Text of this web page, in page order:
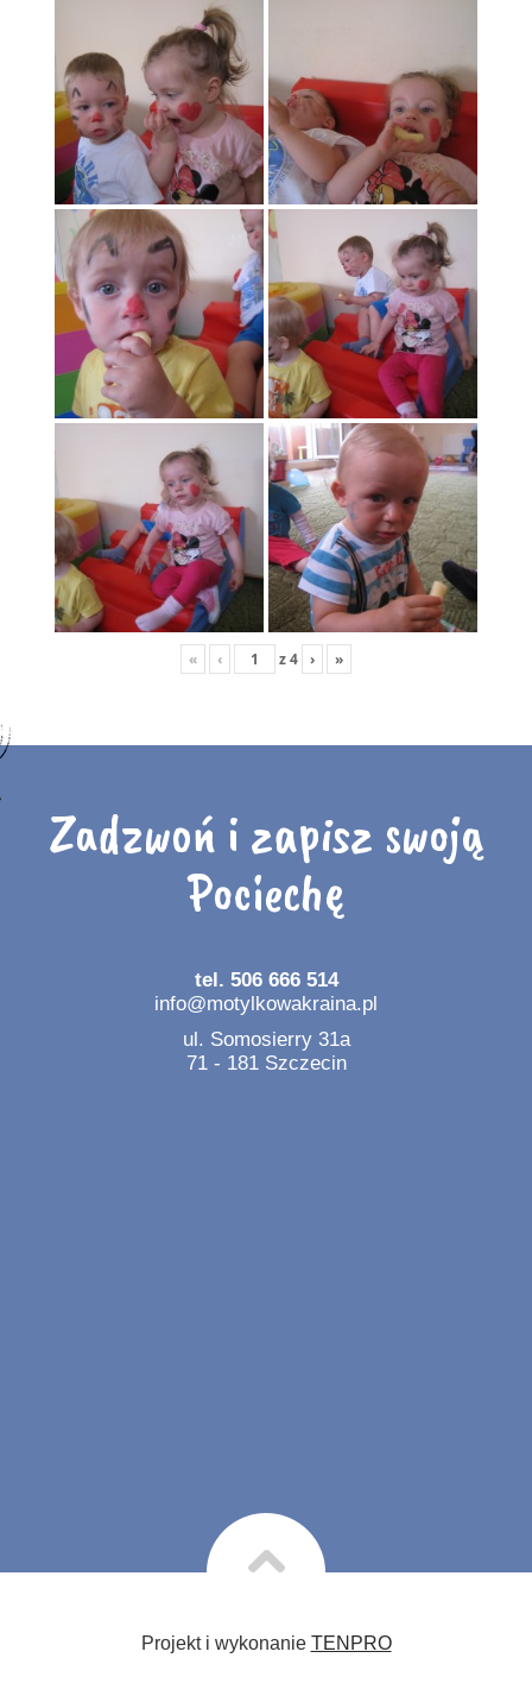
« ‹ z4 › »
Zadzwoń i zapisz swoją
Pociechę
tel. 506 666 514
info@motylkowakraina.pl
ul. Somosierry 31a
71 - 181 Szczecin
Projekt i wykonanie TENPRO